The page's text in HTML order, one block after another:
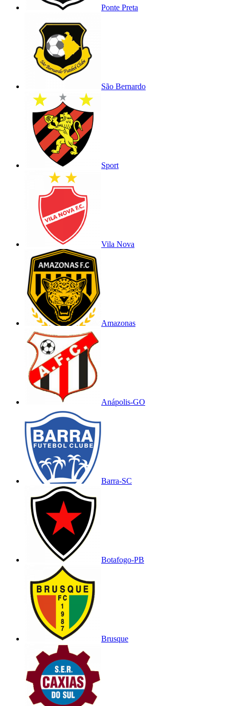
Ponte Preta
São Bernardo
Sport
Vila Nova
Amazonas
Anápolis-GO
Barra-SC
Botafogo-PB
Brusque